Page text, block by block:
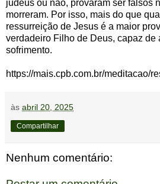
judeus ou não, provaram ser falsos
morreram. Por isso, mais do que
ressurreição de Jesus é a maior
verdadeiro Filho de Deus, capaz de
sofrimento.
https://mais.cpb.com.br/meditacao/
às abril 20, 2025
Compartilhar
Nenhum comentário: